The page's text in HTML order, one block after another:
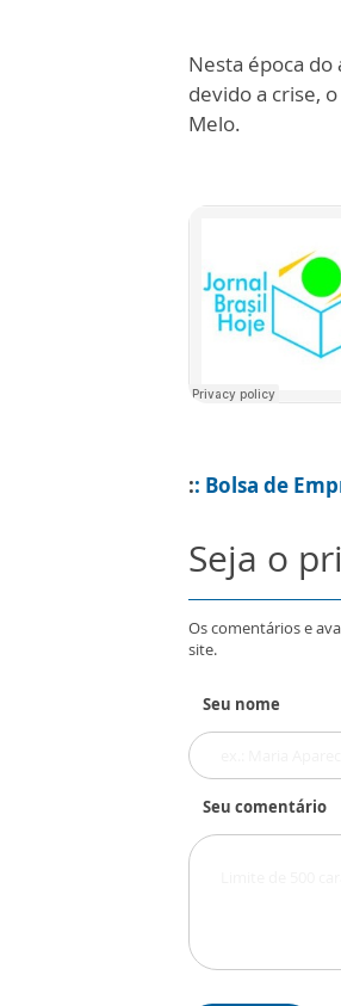
Nesta época
devido a crise,
Melo.
:: Bolsa de
Seja o
Os comentários e
site.
Seu nome
Seu comentário